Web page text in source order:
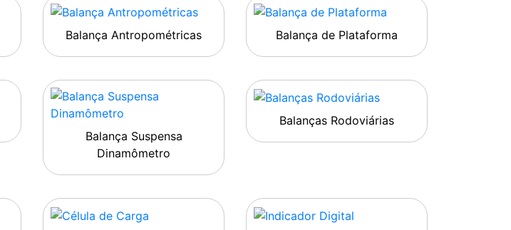
Balança Antropométricas Balança de Plataforma
Balança Suspensa
Dinamômetro
Balanças Rodoviárias